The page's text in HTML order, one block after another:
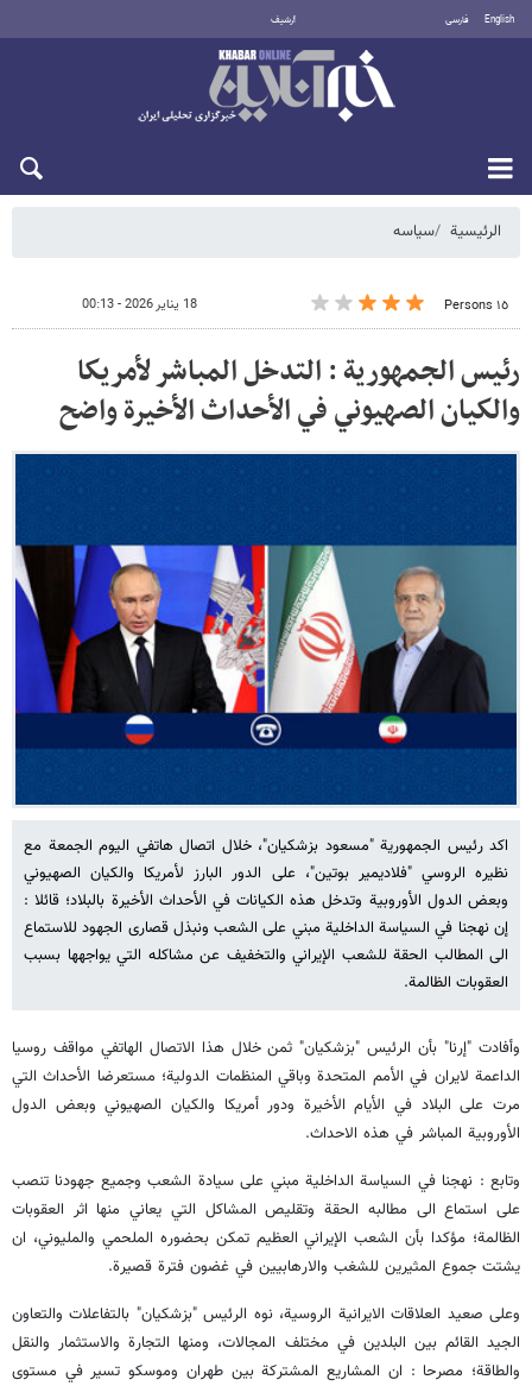
English فارسی أرشيف
الرئيسية سیاسه
١٥ Persons 18 يناير 2026 - 00:13
رئيس الجمهورية : التدخل المباشر لأمريكا
والكيان الصهيوني في الأحداث الأخيرة واضح
اکد رئيس الجمهورية "مسعود بزشكيان"، خلال اتصال هاتفي اليوم الجمعة مع
نظيره الروسي "فلاديمير بوتين"، على الدور البارز لأمريكا والكيان الصهيوني
وبعض الدول الأوروبية وتدخل هذه الكيانات في الأحداث الأخيرة بالبلاد؛ قائلا :
إن نهجنا في السياسة الداخلية مبني على الشعب ونبذل قصارى الجهود للاستماع
الى المطالب الحقة للشعب الإيراني والتخفيف عن مشاكله التي يواجهها بسبب
العقوبات الظالمة.
وأفادت "إرنا" بأن الرئيس "بزشكيان" ثمن خلال هذا الاتصال الهاتفي مواقف روسيا
الداعمة لايران في الأمم المتحدة وباقي المنظمات الدولية؛ مستعرضا الأحداث التي
مرت على البلاد في الأيام الأخيرة ودور أمريكا والكيان الصهيوني وبعض الدول
الأوروبية المباشر في هذه الاحداث.
وتابع : نهجنا في السياسة الداخلية مبني على سيادة الشعب وجميع جهودنا تنصب
على استماع الى مطالبه الحقة وتقليص المشاكل التي يعاني منها اثر العقوبات
الظالمة؛ مؤكدا بأن الشعب الإيراني العظيم تمكن بحضوره الملحمي والمليوني، ان
يشتت جموع المثيرين للشغب والارهابيين في غضون فترة قصيرة.
وعلى صعيد العلاقات الايرانية الروسية، نوه الرئيس "بزشكيان" بالتفاعلات والتعاون
الجيد القائم بين البلدين في مختلف المجالات، ومنها التجارة والاستثمار والنقل
والطاقة؛ مصرحا : ان المشاريع المشتركة بين طهران وموسكو تسير في مستوى